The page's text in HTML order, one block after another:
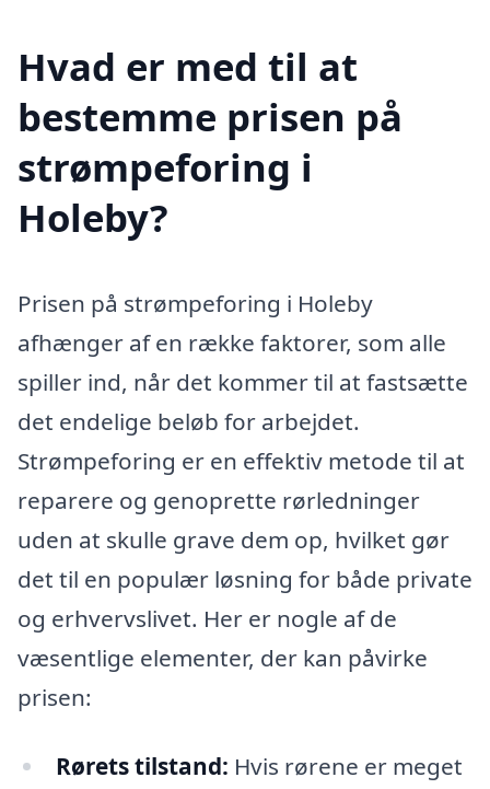
Hvad er med til at
bestemme prisen på
strømpeforing i
Holeby?
Prisen på strømpeforing i Holeby
afhænger af en række faktorer, som alle
spiller ind, når det kommer til at fastsætte
det endelige beløb for arbejdet.
Strømpeforing er en effektiv metode til at
reparere og genoprette rørledninger
uden at skulle grave dem op, hvilket gør
det til en populær løsning for både private
og erhvervslivet. Her er nogle af de
væsentlige elementer, der kan påvirke
prisen:
Rørets tilstand: Hvis rørene er meget